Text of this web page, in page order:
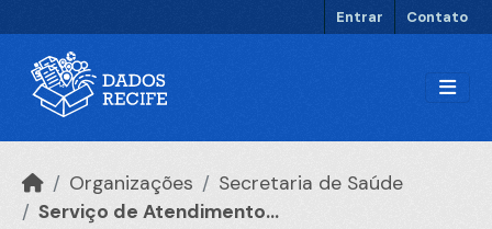
Entrar Contato
Organizações
Secretaria de Saúde
Serviço de Atendimento...